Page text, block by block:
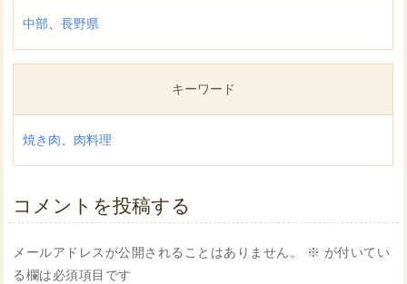
中部、長野県
キーワード
焼き肉、 肉料理
コメントを投稿する
メールアドレスが公開されることはありません。 ※ が付いてい
る欄は必須項目です